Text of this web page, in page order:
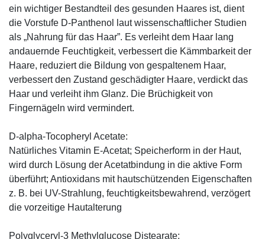
ein wichtiger Bestandteil des gesunden Haares ist, dient
die Vorstufe D-Panthenol laut wissenschaftlicher Studien
als „Nahrung für das Haar”. Es verleiht dem Haar lang
andauernde Feuchtigkeit, verbessert die Kämmbarkeit der
Haare, reduziert die Bildung von gespaltenem Haar,
verbessert den Zustand geschädigter Haare, verdickt das
Haar und verleiht ihm Glanz. Die Brüchigkeit von
Fingernägeln wird vermindert.
D-alpha-Tocopheryl Acetate:
Natürliches Vitamin E-Acetat; Speicherform in der Haut,
wird durch Lösung der Acetatbindung in die aktive Form
überführt; Antioxidans mit hautschützenden Eigenschaften
z. B. bei UV-Strahlung, feuchtigkeitsbewahrend, verzögert
die vorzeitige Hautalterung
Polyglyceryl-3 Methylglucose Distearate: